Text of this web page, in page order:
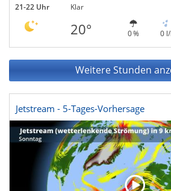
21-22 Uhr Klar
20° 0 % 0
Weitere Stunden
Jetstream - 5-Tages-Vorhersage